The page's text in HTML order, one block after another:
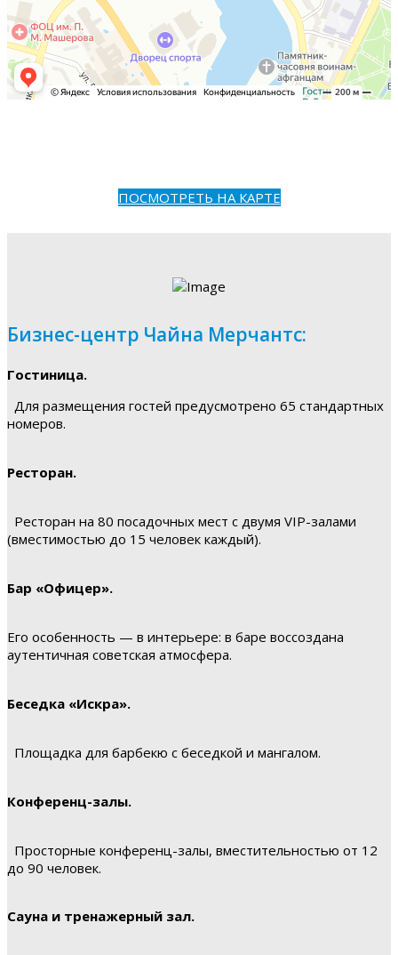
ПОСМОТРЕТЬ НА КАРТЕ
Бизнес-центр Чайна Мерчантс:
Гостиница.
Для размещения гостей предусмотрено 65 стандартных
номеров.
Ресторан.
Ресторан на 80 посадочных мест с двумя VIP-залами
(вместимостью до 15 человек каждый).
Бар «Офицер».
Его особенность — в интерьере: в баре воссоздана
аутентичная советская атмосфера.
Беседка «Искра».
Площадка для барбекю с беседкой и мангалом.
Конференц-залы.
Просторные конференц-залы, вместительностью от 12
до 90 человек.
Сауна и тренажерный зал.